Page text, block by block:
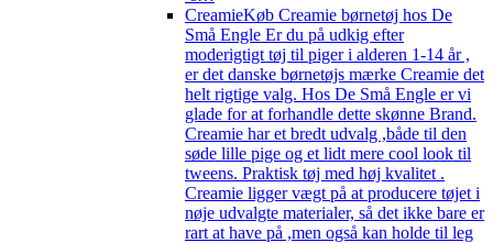
CreamieKøb Creamie børnetøj hos De
Små Engle Er du på udkig efter
moderigtigt tøj til piger i alderen 1-14 år ,
er det danske børnetøjs mærke Creamie det
helt rigtige valg. Hos De Små Engle er vi
glade for at forhandle dette skønne Brand.
Creamie har et bredt udvalg ,både til den
søde lille pige og et lidt mere cool look til
tweens. Praktisk tøj med høj kvalitet .
Creamie ligger vægt på at producere tøjet i
nøje udvalgte materialer, så det ikke bare er
rart at have på ,men også kan holde til leg